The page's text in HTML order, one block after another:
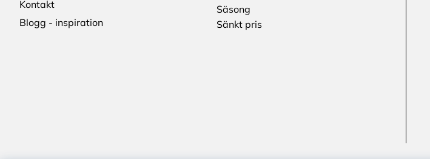
Kontakt
Blogg - inspiration
Säsong
Sänkt pris